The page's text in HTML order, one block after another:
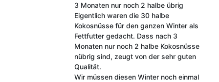
3 Monaten nur noch 2 halbe übrig
Eigentlich waren die 30 halbe
Kokosnüsse für den ganzen Winter als
Fettfutter gedacht. Dass nach 3
Monaten nur noch 2 halbe Kokosnüsse
nübrig sind, zeugt von der sehr guten
Qualität.
Wir müssen diesen Winter noch einmal